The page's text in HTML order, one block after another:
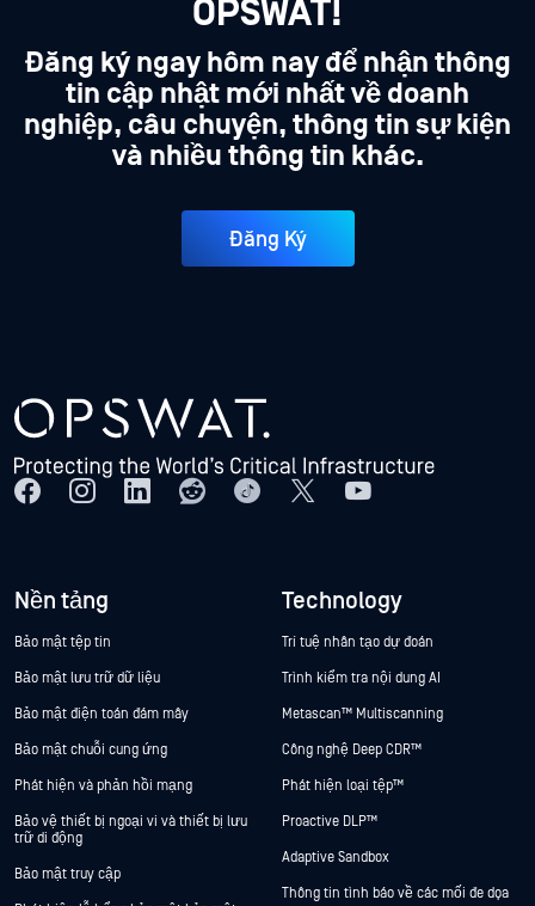
OPSWAT!
Đăng ký ngay hôm nay để nhận thông
tin cập nhật mới nhất về doanh
nghiệp, câu chuyện, thông tin sự kiện
và nhiều thông tin khác.
Đăng Ký
Nền tảng
Bảo mật tệp tin
Bảo mật lưu trữ dữ liệu
Bảo mật điện toán đám mây
Bảo mật chuỗi cung ứng
Phát hiện và phản hồi mạng
Bảo vệ thiết bị ngoại vi và thiết bị lưu
trữ di động
Bảo mật truy cập
Technology
Trí tuệ nhân tạo dự đoán
Trình kiểm tra nội dung AI
Metascan™ Multiscanning
Công nghệ Deep CDR™
Phát hiện loại tệp™
Proactive DLP™
Adaptive Sandbox
Thông tin tình báo về các mối đe dọa